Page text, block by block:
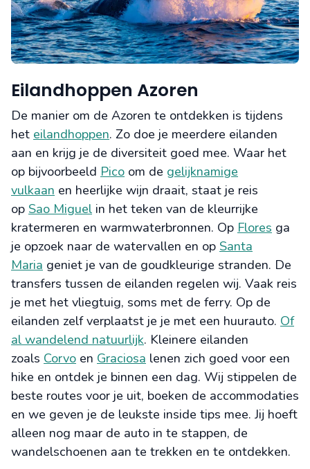
Eilandhoppen Azoren
De manier om de Azoren te ontdekken is tijdens
het eilandhoppen. Zo doe je meerdere eilanden
aan en krijg je de diversiteit goed mee. Waar het
op bijvoorbeeld Pico om de gelijknamige
vulkaan en heerlijke wijn draait, staat je reis
op Sao Miguel in het teken van de kleurrijke
kratermeren en warmwaterbronnen. Op Flores ga
je opzoek naar de watervallen en op Santa
Maria geniet je van de goudkleurige stranden. De
transfers tussen de eilanden regelen wij. Vaak reis
je met het vliegtuig, soms met de ferry. Op de
eilanden zelf verplaatst je je met een huurauto. Of
al wandelend natuurlijk. Kleinere eilanden
zoals Corvo en Graciosa lenen zich goed voor een
hike en ontdek je binnen een dag. Wij stippelen de
beste routes voor je uit, boeken de accommodaties
en we geven je de leukste inside tips mee. Jij hoeft
alleen nog maar de auto in te stappen, de
wandelschoenen aan te trekken en te ontdekken.